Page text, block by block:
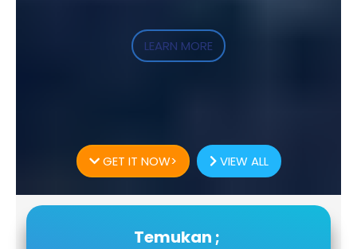
LEARN MORE
GET IT NOW> VIEW ALL
Temukan ;